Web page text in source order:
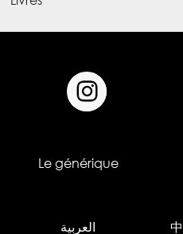
Le générique
العربية